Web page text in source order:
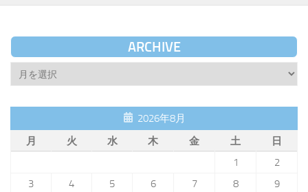
ARCHIVE
Archive
2026年8月
月
火 水 木 金 土
日
1
2
3
4 5 6 7 8
9